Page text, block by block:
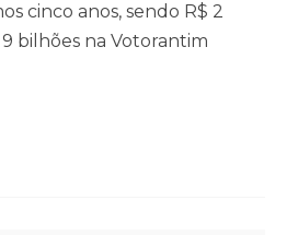
cinco anos, sendo R$ 2
bilhões na Votorantim